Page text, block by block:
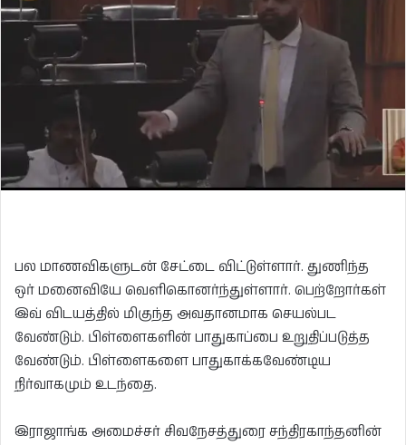
பல மாணவிகளுடன் சேட்டை விட்டுள்ளார். துணிந்த
ஒர் மனைவியே வெளிகொனர்ந்துள்ளார். பெற்றோர்கள்
இவ் விடயத்தில் மிகுந்த அவதானமாக செயல்பட
வேண்டும். பிள்ளைகளின் பாதுகாப்பை உறுதிப்படுத்த
வேண்டும். பிள்ளைகளை பாதுகாக்கவேண்டிய
நிர்வாகமும் உடந்தை.
இராஜாங்க அமைச்சர் சிவநேசத்துரை சந்திரகாந்தனின்